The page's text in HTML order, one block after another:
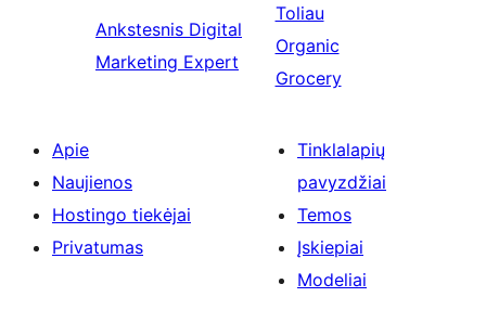
Ankstesnis Digital
Marketing Expert
Toliau
Organic
Grocery
Apie
Naujienos
Hostingo tiekėjai
Privatumas
Tinklalapių
pavyzdžiai
Temos
Įskiepiai
Modeliai